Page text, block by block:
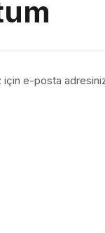
için e-posta